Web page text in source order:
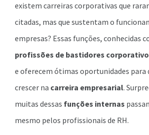
existem carreiras corporativas que
citadas, mas que sustentam o
empresas? Essas funções, conhecidas
profissões de bastidores
e oferecem ótimas oportunidades para
crescer na carreira empresarial.
muitas dessas funções internas
mesmo pelos profissionais de RH.